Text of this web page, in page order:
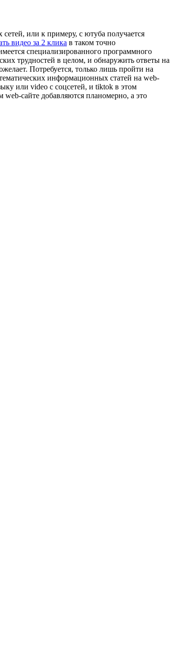
или к примеру, с ютуба получается
видео за 2 клика в таком точно
специализированного программного
трудностей в целом, и обнаружить ответы на
Потребуется, только лишь пройти на
информационных статей на web-
или video с соцсетей, и tiktok в этом
сайте добавляются планомерно, а это